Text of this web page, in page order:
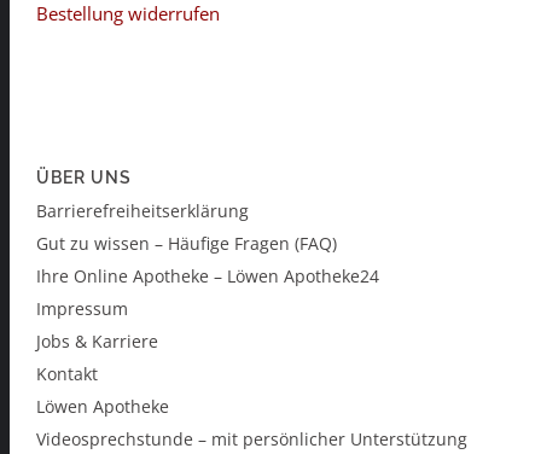
Bestellung widerrufen
ÜBER UNS
Barrierefreiheitserklärung
Gut zu wissen – Häufige Fragen (FAQ)
Ihre Online Apotheke – Löwen Apotheke24
Impressum
Jobs & Karriere
Kontakt
Löwen Apotheke
Videosprechstunde – mit persönlicher Unterstützung